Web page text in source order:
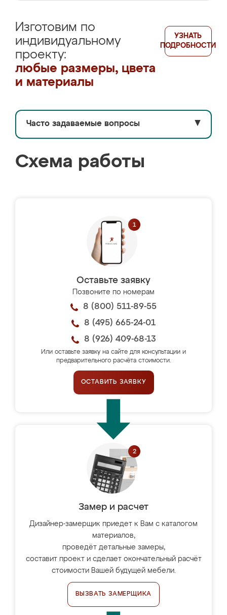
Изготовим по
индивидуальному
проекту:
любые размеры, цвета
и материалы
УЗНАТЬ
ПОДРОБНОСТИ
Часто задаваемые вопросы ▼
Схема работы
Оставьте заявку
Позвоните по номерам
8 (800) 511-89-55
8 (495) 665-24-01
8 (926) 409-68-13
Или оставьте заявку на сайте для консультации и
предварительного расчёта стоимости.
ОСТАВИТЬ ЗАЯВКУ
Замер и расчет
Дизайнер-замерщик приедет к Вам с каталогом
материалов,
проведёт детальные замеры,
составит проект и сделает окончательный расчёт
стоимости Вашей будущей мебели.
ВЫЗВАТЬ ЗАМЕРЩИКА